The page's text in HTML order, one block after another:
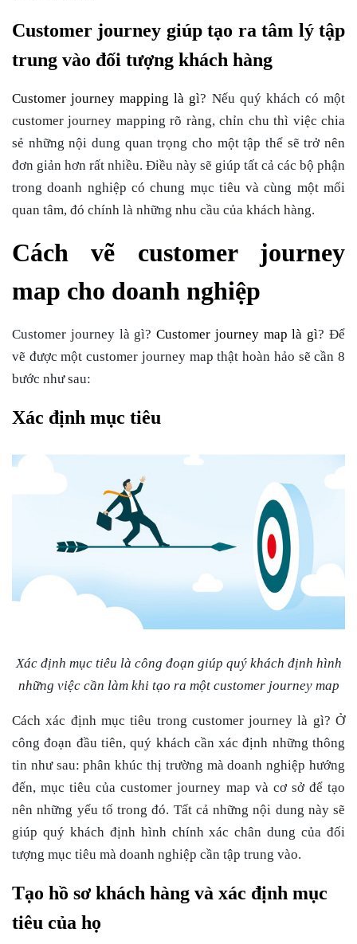
Customer journey giúp tạo ra tâm lý tập
trung vào đối tượng khách hàng
Customer journey mapping là gì? Nếu quý khách có một
customer journey mapping rõ ràng, chỉn chu thì việc chia
sẻ những nội dung quan trọng cho một tập thể sẽ trở nên
đơn giản hơn rất nhiều. Điều này sẽ giúp tất cả các bộ phận
trong doanh nghiệp có chung mục tiêu và cùng một mối
quan tâm, đó chính là những nhu cầu của khách hàng.
Cách vẽ customer journey
map cho doanh nghiệp
Customer journey là gì? Customer journey map là gì? Để
vẽ được một customer journey map thật hoàn hảo sẽ cần 8
bước như sau:
Xác định mục tiêu
Xác định mục tiêu là công đoạn giúp quý khách định hình
những việc cần làm khi tạo ra một customer journey map
Cách xác định mục tiêu trong customer journey là gì? Ở
công đoạn đầu tiên, quý khách cần xác định những thông
tin như sau: phân khúc thị trường mà doanh nghiệp hướng
đến, mục tiêu của customer journey map và cơ sở để tạo
nên những yếu tố trong đó. Tất cả những nội dung này sẽ
giúp quý khách định hình chính xác chân dung của đối
tượng mục tiêu mà doanh nghiệp cần tập trung vào.
Tạo hồ sơ khách hàng và xác định mục
tiêu của họ